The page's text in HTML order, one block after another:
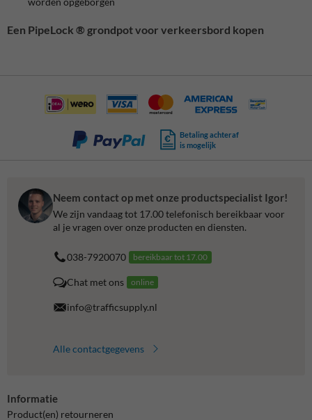
Een PipeLock ® grondpot voor verkeersbord kopen
Betaling achteraf
is mogelijk
Neem contact op met onze productspecialist Igor!
We zijn vandaag tot 17.00 telefonisch bereikbaar voor
al je vragen over onze producten en diensten.
038-7920070 bereikbaar tot 17.00
Chat met ons online
info@trafficsupply.nl
Alle contactgegevens
Informatie
Product(en) retourneren